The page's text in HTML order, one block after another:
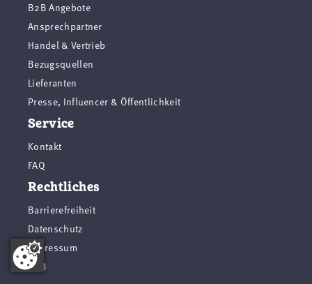
B2B Angebote
Ansprechpartner
Handel & Vertrieb
Bezugsquellen
Lieferanten
Presse, Influencer & Öffentlichkeit
Service
Kontakt
FAQ
Rechtliches
Barrierefreiheit
Datenschutz
Impressum
AGB